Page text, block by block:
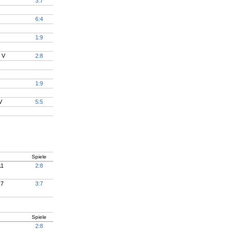
6:4
1:9
V
2:8
1:9
5:5
Spiele
2:8
3:7
Spiele
2:8